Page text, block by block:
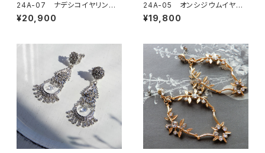
24A-07 ナデシコイヤリングo
rピアス
¥20,900
24A-05 オンシジウムイヤリ
ングorピアス
¥19,800